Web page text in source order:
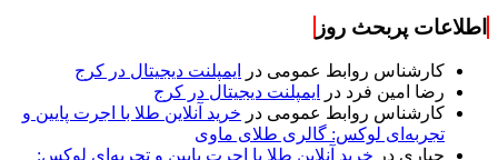
اطلاعات پربحث روز
کارشناس روابط عمومی در
ایمپلنت دیجیتال در کرج
رضا امین فرد در
ایمپلنت دیجیتال در کرج
کارشناس روابط عمومی در خرید آنلاین طلا با اجرت پایین و
تجربه‌ای لوکس: گالری طلای ماوی
جباری در خرید آنلاین طلا با اجرت پایین و تجربه‌ای لوکس: